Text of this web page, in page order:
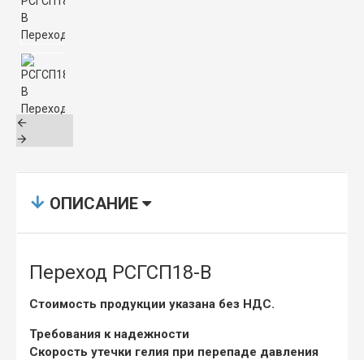
ОПИСАНИЕ
Переход РСГСП18-В
Стоимость продукции указана без НДС.
Требования к надежности
Скорость утечки гелия при перепаде давления